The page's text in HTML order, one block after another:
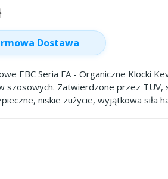
Dostawa
EBC Seria FA - Organiczne Klocki
szosowych. Zatwierdzone przez TÜV,
niskie zużycie, wyjątkowa siła